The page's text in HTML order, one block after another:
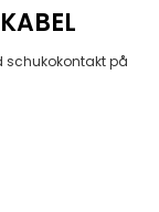
schukokontakt på